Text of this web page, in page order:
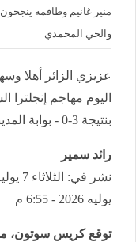
منير غانيم وطاقمه
والحي المحمدي
عزيزي الزائر أهلا
اليوم مهاجم
بنتيجة 3-0 - بوابة المدينة برس
رائد سمير
يوليه 2026 - 6:55 م
توقع كريس سوتون،